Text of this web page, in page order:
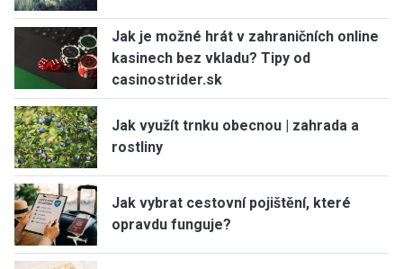
Jak je možné hrát v zahraničních online
kasinech bez vkladu? Tipy od
casinostrider.sk
Jak využít trnku obecnou | zahrada a
rostliny
Jak vybrat cestovní pojištění, které
opravdu funguje?